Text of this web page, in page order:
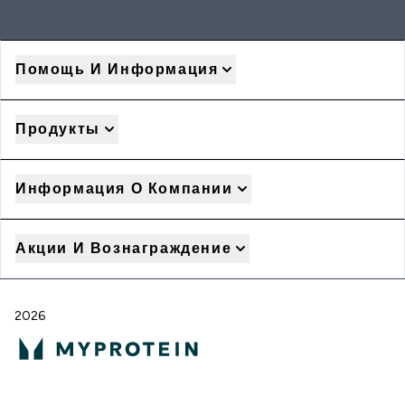
Помощь И Информация
Продукты
Информация О Компании
Акции И Вознаграждение
2026